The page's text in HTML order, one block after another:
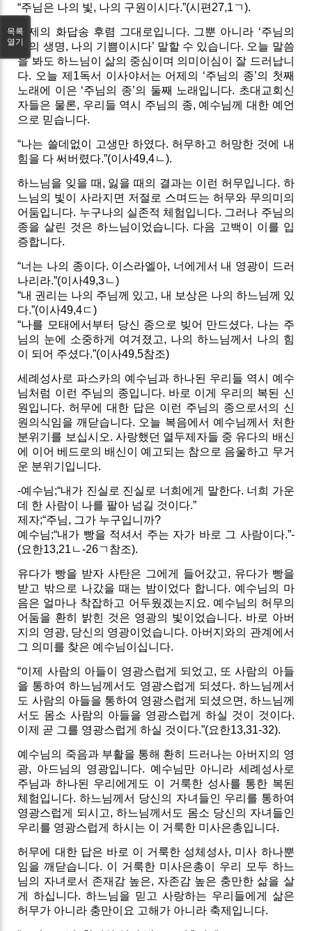
“주님은 나의 빛, 나의 구원이시다.”(시편27,1ㄱ).
어제의 화답송 후렴 그대로입니다. 그뿐 아니라 ‘주님의
나의 생명, 나의 기쁨이시다’ 말할 수 있습니다. 오늘 말씀
을 봐도 하느님이 삶의 중심이며 의미이심이 잘 드러납니
다. 오늘 제1독서 이사야서는 어제의 ‘주님의 종’의 첫째
노래에 이은 ‘주님의 종’의 둘째 노래입니다. 초대교회신
자들은 물론, 우리들 역시 주님의 종, 예수님께 대한 예언
으로 믿습니다.
“나는 쓸데없이 고생만 하였다. 허무하고 허망한 것에 내
힘을 다 써버렸다.”(이사49,4ㄴ).
하느님을 잊을 때, 잃을 때의 결과는 이런 허무입니다. 하
느님의 빛이 사라지면 저절로 스며드는 허무와 무의미의
어둠입니다. 누구나의 실존적 체험입니다. 그러나 주님의
종을 살린 것은 하느님이었습니다. 다음 고백이 이를 입
증합니다.
“너는 나의 종이다. 이스라엘아, 너에게서 내 영광이 드러
나리라.”(이사49,3ㄴ)
“내 권리는 나의 주님께 있고, 내 보상은 나의 하느님께 있
다.”(이사49,4ㄷ)
“나를 모태에서부터 당신 종으로 빚어 만드셨다. 나는 주
님의 눈에 소중하게 여겨졌고, 나의 하느님께서 나의 힘
이 되어 주셨다.”(이사49,5참조)
세례성사로 파스카의 예수님과 하나된 우리들 역시 예수
님처럼 이런 주님의 종입니다. 바로 이게 우리의 복된 신
원입니다. 허무에 대한 답은 이런 주님의 종으로서의 신
원의식임을 깨닫습니다. 오늘 복음에서 예수님께서 처한
분위기를 보십시오. 사랑했던 열두제자들 중 유다의 배신
에 이어 베드로의 배신이 예고되는 참으로 음울하고 무거
운 분위기입니다.
-예수님;“내가 진실로 진실로 너희에게 말한다. 너희 가운
데 한 사람이 나를 팔아 넘길 것이다.”
제자;“주님, 그가 누구입니까?
예수님;“내가 빵을 적셔서 주는 자가 바로 그 사람이다.”-
(요한13,21ㄴ-26ㄱ참조).
유다가 빵을 받자 사탄은 그에게 들어갔고, 유다가 빵을
받고 밖으로 나갔을 때는 밤이었다 합니다. 예수님의 마
음은 얼마나 착잡하고 어두웠겠는지요. 예수님의 허무의
어둠을 환히 밝힌 것은 영광의 빛이었습니다. 바로 아버
지의 영광, 당신의 영광이었습니다. 아버지와의 관계에서
그 의미를 찾은 예수님이십니다.
“이제 사람의 아들이 영광스럽게 되었고, 또 사람의 아들
을 통하여 하느님께서도 영광스럽게 되셨다. 하느님께서
도 사람의 아들을 통하여 영광스럽게 되셨으면, 하느님께
서도 몸소 사람의 아들을 영광스럽게 하실 것이 것이다.
이제 곧 그를 영광스럽게 하실 것이다.”(요한13,31-32).
예수님의 죽음과 부활을 통해 환히 드러나는 아버지의 영
광, 아드님의 영광입니다. 예수님만 아니라 세례성사로
주님과 하나된 우리에게도 이 거룩한 성사를 통한 복된
체험입니다. 하느님께서 당신의 자녀들인 우리를 통하여
영광스럽게 되시고, 하느님께서도 몸소 당신의 자녀들인
우리를 영광스럽게 하시는 이 거룩한 미사은총입니다.
허무에 대한 답은 바로 이 거룩한 성체성사, 미사 하나뿐
임을 깨닫습니다. 이 거룩한 미사은총이 우리 모두 하느
님의 자녀로서 존재감 높은, 자존감 높은 충만한 삶을 살
게 하십니다. 하느님을 믿고 사랑하는 우리들에게 삶은
허무가 아니라 충만이요 고해가 아니라 축제입니다.
목록
열기